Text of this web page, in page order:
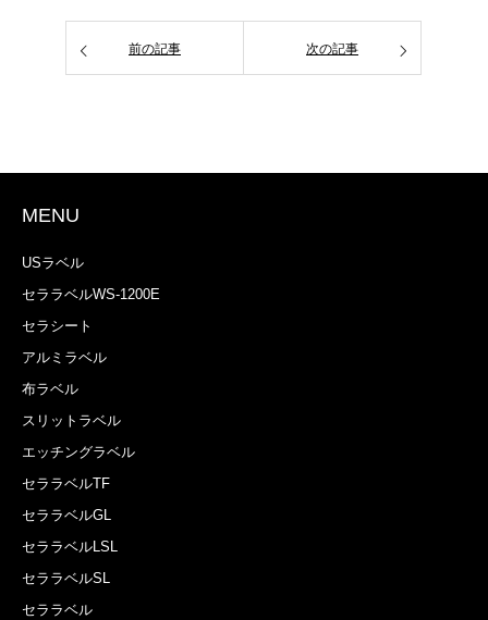
前の記事 次の記事
MENU
USラベル
セララベルWS-1200E
セラシート
アルミラベル
布ラベル
スリットラベル
エッチングラベル
セララベルTF
セララベルGL
セララベルLSL
セララベルSL
セララベル